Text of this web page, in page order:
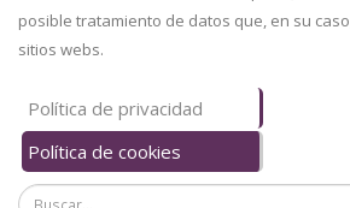
posible tratamiento de datos que, en su
sitios webs.
Información
Legal
Política de privacidad
Política de cookies